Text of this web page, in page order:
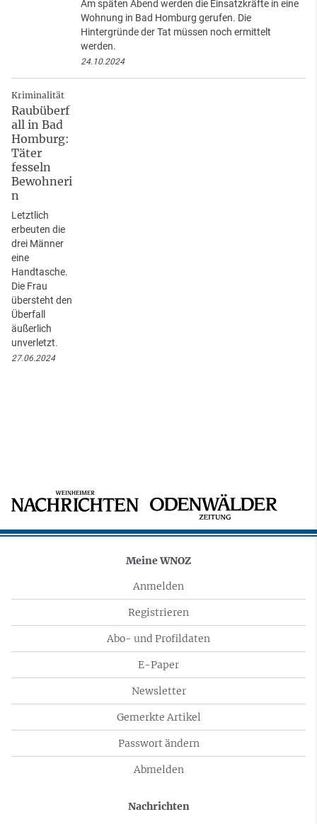
Am späten Abend werden die Einsatzkräfte in eine
Wohnung in Bad Homburg gerufen. Die
Hintergründe der Tat müssen noch ermittelt
werden.
24.10.2024
Kriminalität
Raubüberf
all in Bad
Homburg:
Täter
fesseln
Bewohneri
n
Letztlich
erbeuten die
drei Männer
eine
Handtasche.
Die Frau
übersteht den
Überfall
äußerlich
unverletzt.
27.06.2024
Meine WNOZ
Anmelden
Registrieren
Abo- und Profildaten
E-Paper
Newsletter
Gemerkte Artikel
Passwort ändern
Abmelden
Nachrichten